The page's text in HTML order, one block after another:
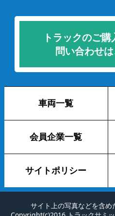
トラックのご
問い合わせ
車両一覧
会員企業一覧
サイトポリシー
サイト上の写真などを含